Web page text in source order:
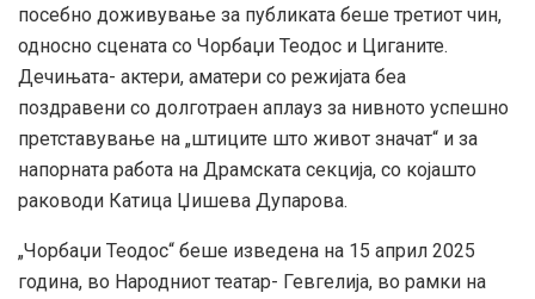
посебно доживување за публиката беше третиот чин,
односно сцената со Чорбаџи Теодос и Циганите.
Дечињата- актери, аматери со режијата беа
поздравени со долготраен аплауз за нивното успешно
претставување на „штиците што живот значат“ и за
напорната работа на Драмската секција, со којашто
раководи Катица Џишева Дупарова.
„Чорбаџи Теодос“ беше изведена на 15 април 2025
година, во Народниот театар- Гевгелија, во рамки на